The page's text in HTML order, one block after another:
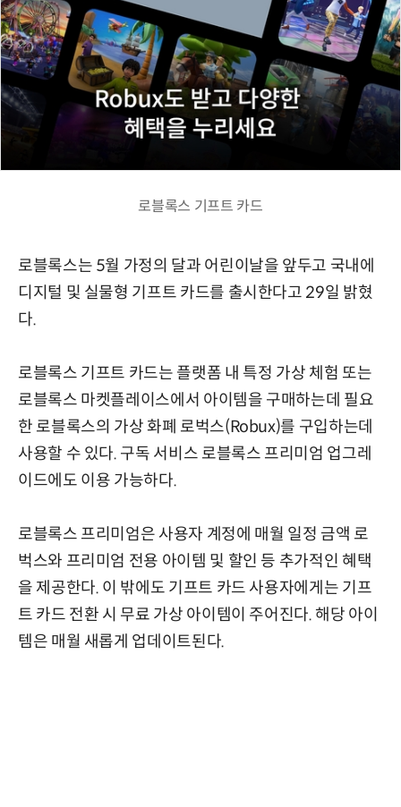
로블록스 기프트 카드
로블록스는 5월 가정의 달과 어린이날을 앞두고 국내에
디지털 및 실물형 기프트 카드를 출시한다고 29일 밝혔
다.
로블록스 기프트 카드는 플랫폼 내 특정 가상 체험 또는
로블록스 마켓플레이스에서 아이템을 구매하는데 필요
한 로블록스의 가상 화폐 로벅스(Robux)를 구입하는데
사용할 수 있다. 구독 서비스 로블록스 프리미엄 업그레
이드에도 이용 가능하다.
로블록스 프리미엄은 사용자 계정에 매월 일정 금액 로
벅스와 프리미엄 전용 아이템 및 할인 등 추가적인 혜택
을 제공한다. 이 밖에도 기프트 카드 사용자에게는 기프
트 카드 전환 시 무료 가상 아이템이 주어진다. 해당 아이
템은 매월 새롭게 업데이트된다.